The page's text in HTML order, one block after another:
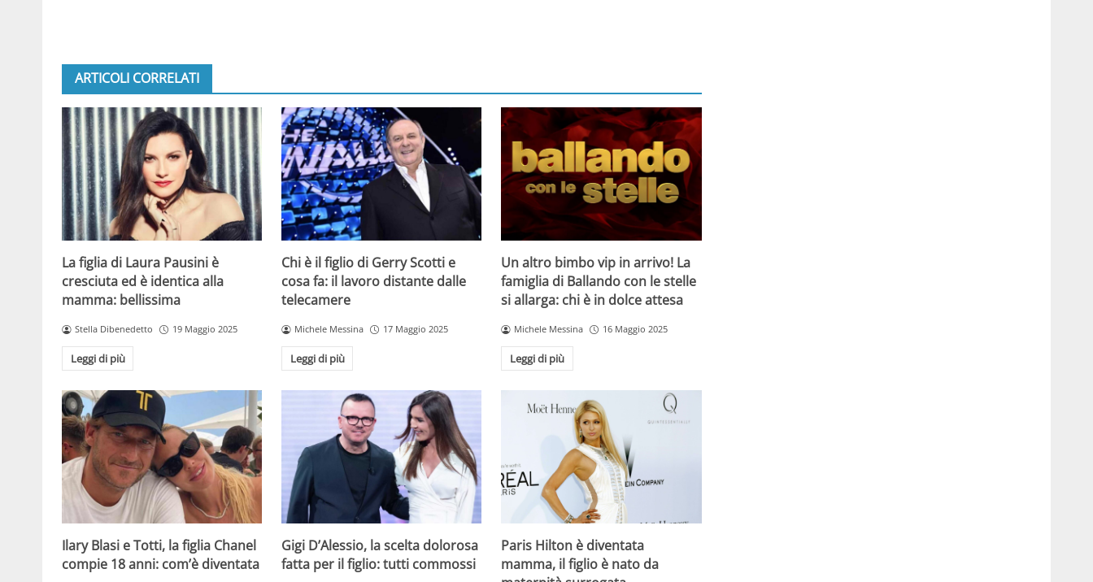
ARTICOLI CORRELATI
La figlia di Laura Pausini è
cresciuta ed è identica alla
mamma: bellissima
Stella Dibenedetto 19 Maggio 2025
Leggi di più
Chi è il figlio di Gerry Scotti e
cosa fa: il lavoro distante dalle
telecamere
Michele Messina 17 Maggio 2025
Leggi di più
Un altro bimbo vip in arrivo! La
famiglia di Ballando con le stelle
si allarga: chi è in dolce attesa
Michele Messina 16 Maggio 2025
Leggi di più
Ilary Blasi e Totti, la figlia Chanel
compie 18 anni: com’è diventata
Gigi D’Alessio, la scelta dolorosa
fatta per il figlio: tutti commossi
Paris Hilton è diventata
mamma, il figlio è nato da